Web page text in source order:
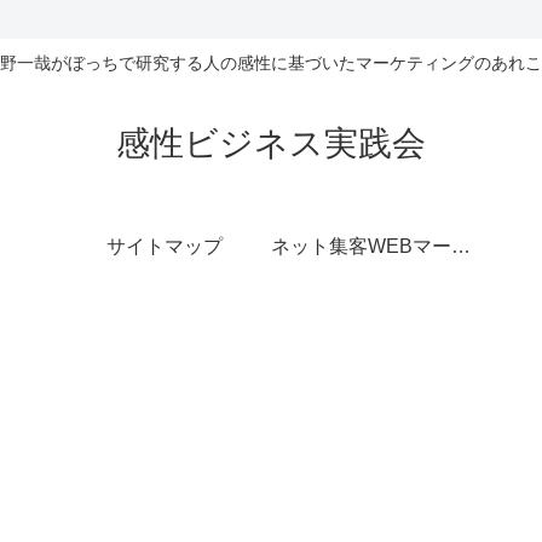
一哉がぼっちで研究する人の感性に基づいたマーケティングのあれ
感性ビジネス実践会
サイトマップ ネット集客WEBマーケティング無料相談室